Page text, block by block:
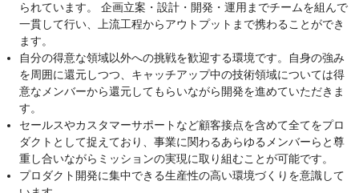
られています。 企画立案・設計・開発・運用までチームを組んで
一貫して行い、上流工程からアウトプットまで携わることができ
ます。
自分の得意な領域以外への挑戦を歓迎する環境です。自身の強み
を周囲に還元しつつ、キャッチアップ中の技術領域については得
意なメンバーから還元してもらいながら開発を進めていただきま
す。
セールスやカスタマーサポートなど顧客接点を含めて全てをプロ
ダクトとして捉えており、事業に関わるあらゆるメンバーらと尊
重し合いながらミッションの実現に取り組むことが可能です。
プロダクト開発に集中できる生産性の高い環境づくりを意識して